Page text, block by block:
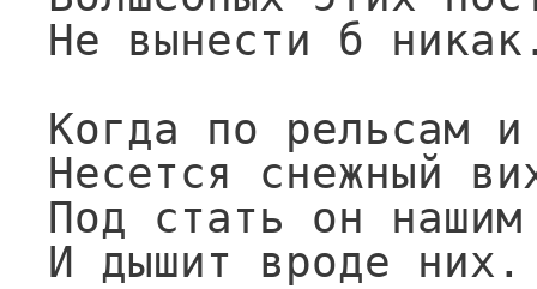
Не вынести б
Когда по рельсам и
Несется снежный
Под стать он
И дышит вроде них.